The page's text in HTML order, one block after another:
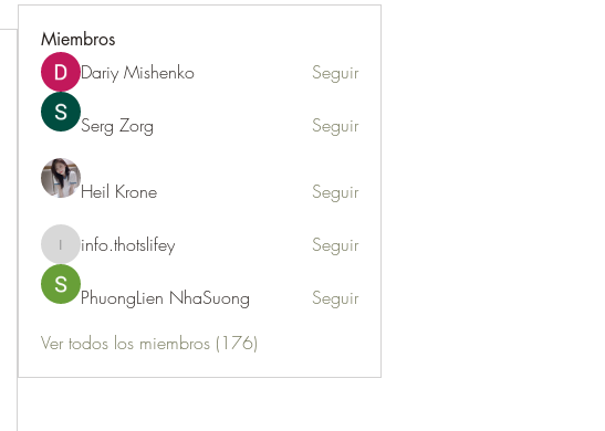
Miembros
Dariy Mishenko Seguir
Serg Zorg Seguir
Heil Krone Seguir
info.thotslifey
info.thotslifey Seguir
PhuongLien NhaSuong
Seguir
Ver todos los miembros (176)